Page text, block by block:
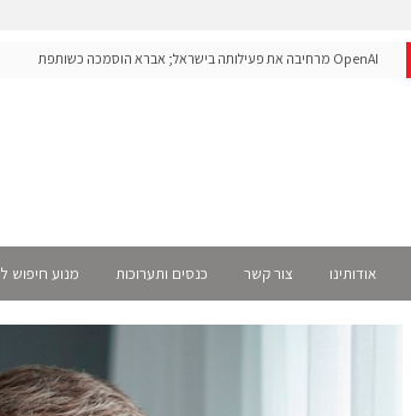
OpenAI מרחיבה את פעילותה בישראל; אברא הוסמכה כשותפת
אודותינו צור קשר כנסים ותערוכות מנוע חיפוש